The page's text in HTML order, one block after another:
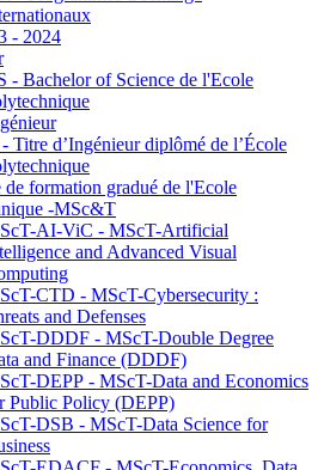
- 2024
- Bachelor of Science de l'Ecole
Titre d’Ingénieur diplômé de l’École
formation gradué de l'Ecole
-MSc&T
AI-ViC - MScT-Artificial
and Advanced Visual
CTD - MScT-Cybersecurity :
and Defenses
DDDF - MScT-Double Degree
and Finance (DDDF)
DEPP - MScT-Data and Economics
Public Policy (DEPP)
DSB - MScT-Data Science for